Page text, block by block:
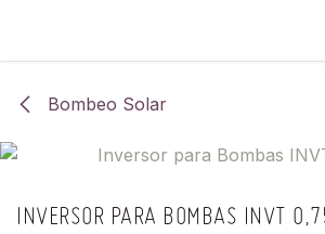
Bombeo Solar
INVERSOR PARA BOMBAS INVT